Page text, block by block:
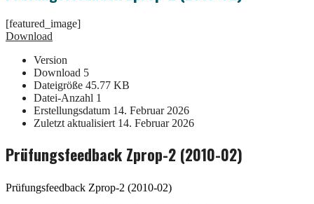
[featured_image]
Download
Version
Download 5
Dateigröße 45.77 KB
Datei-Anzahl 1
Erstellungsdatum 14. Februar 2026
Zuletzt aktualisiert 14. Februar 2026
Prüfungsfeedback Zprop-2 (2010-02)
Prüfungsfeedback Zprop-2 (2010-02)